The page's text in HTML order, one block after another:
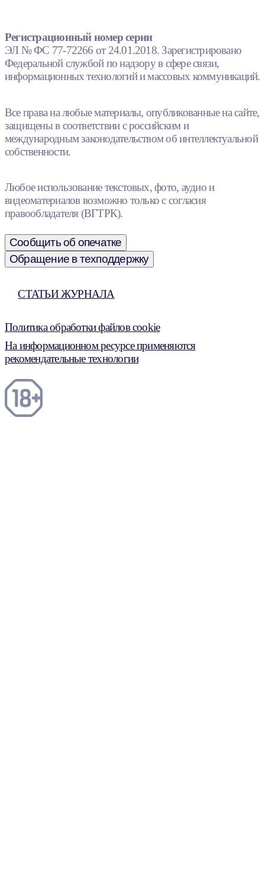
Регистрационный номер серии
ЭЛ № ФС 77-72266 от 24.01.2018. Зарегистрировано
Федеральной службой по надзору в сфере связи,
информационных технологий и массовых коммуникаций.
Все права на любые материалы, опубликованные на сайте,
защищены в соответствии с российским и
международным законодательством об интеллектуальной
собственности.
Любое использование текстовых, фото, аудио и
видеоматериалов возможно только с согласия
правообладателя (ВГТРК).
Сообщить об опечатке
Обращение в техподдержку
СТАТЬИ ЖУРНАЛА
Политика обработки файлов cookie
На информационном ресурсе применяются
рекомендательные технологии